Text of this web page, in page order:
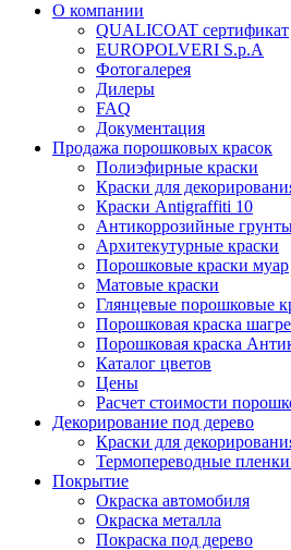
О компании
QUALICOAT сертификат
EUROPOLVERI S.p.A
Фотогалерея
Дилеры
FAQ
Документация
Продажа порошковых красок
Полиэфирные краски
Краски для
Краски Antigraffiti 10
Антикоррозийные
Архитекутурные краски
Порошковые краски муар
Матовые краски
Глянцевые порошковые
Порошковая краска
Порошковая краска
Каталог цветов
Цены
Расчет стоимости
Декорирование под дерево
Краски для
Термопереводные
Покрытие
Окраска автомобиля
Окраска металла
Покраска под дерево